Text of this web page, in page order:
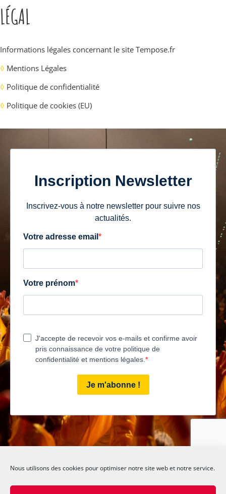
Nous utilisons des cookies pour optimiser notre site web et notre service.
LÉGAL
Informations légales concernant le site Tempose.fr
◊ Mentions Légales
◊ Politique de confidentialité
◊ Politique de cookies (EU)
Happy Human Symphony – Joyeuse Symphonie humaine | Oh Happy Voices